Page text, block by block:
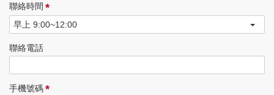
聯絡時間 *
聯絡電話
手機號碼*